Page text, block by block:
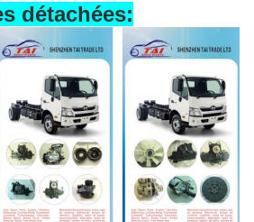
détachées: